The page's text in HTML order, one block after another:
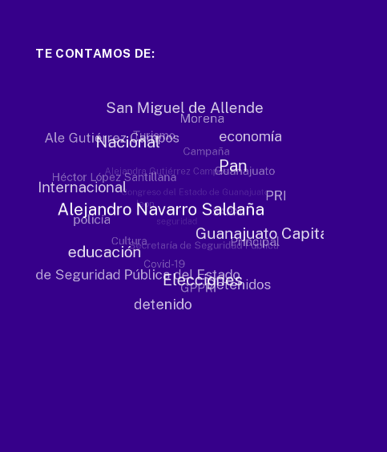
TE CONTAMOS DE: